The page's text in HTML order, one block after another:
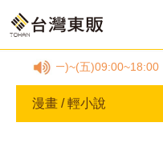
，(一)~(五)09:00~18:00，
漫畫 / 輕小說